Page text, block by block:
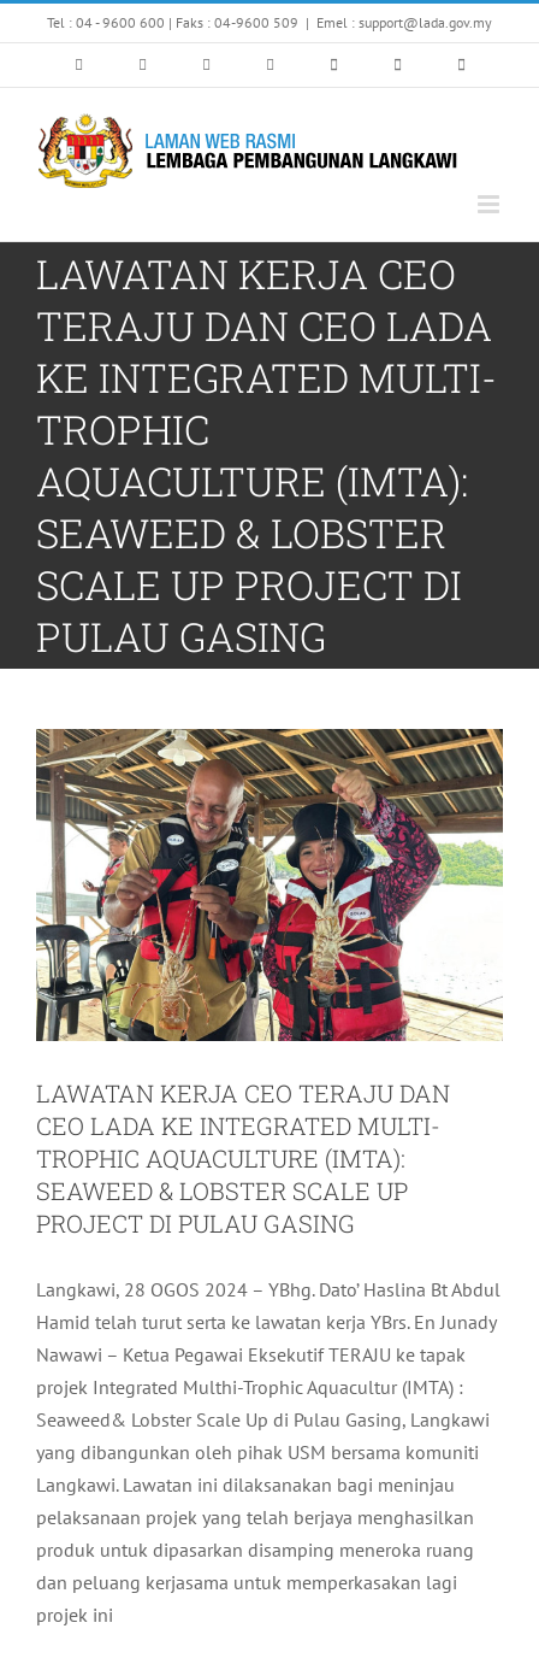
to
Tel : 04 - 9600 600 | Faks : 04-9600 509 | Emel : support@lada.gov.my
LAWATAN KERJA CEO
TERAJU DAN CEO LADA
KE INTEGRATED MULTI-
TROPHIC
AQUACULTURE (IMTA):
SEAWEED & LOBSTER
SCALE UP PROJECT DI
PULAU GASING
LAWATAN KERJA CEO TERAJU DAN
CEO LADA KE INTEGRATED MULTI-
TROPHIC AQUACULTURE (IMTA):
SEAWEED & LOBSTER SCALE UP
PROJECT DI PULAU GASING
Langkawi, 28 OGOS 2024 – YBhg. Dato’ Haslina Bt Abdul
Hamid telah turut serta ke lawatan kerja YBrs. En Junady
Nawawi – Ketua Pegawai Eksekutif TERAJU ke tapak
projek Integrated Multhi-Trophic Aquacultur (IMTA) :
Seaweed& Lobster Scale Up di Pulau Gasing, Langkawi
yang dibangunkan oleh pihak USM bersama komuniti
Langkawi. Lawatan ini dilaksanakan bagi meninjau
pelaksanaan projek yang telah berjaya menghasilkan
produk untuk dipasarkan disamping meneroka ruang
dan peluang kerjasama untuk memperkasakan lagi
projek ini